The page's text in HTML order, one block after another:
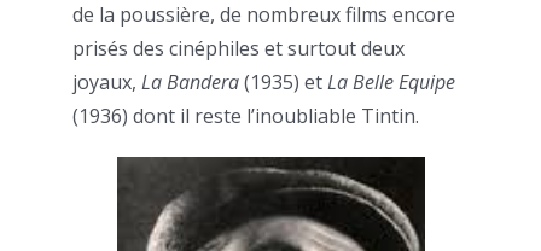
de la poussière, de nombreux films encore
prisés des cinéphiles et surtout deux
joyaux, La Bandera(1935) etLa Belle Equipe
(1936) dont il reste l’inoubliable Tintin.